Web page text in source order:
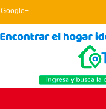
Google+